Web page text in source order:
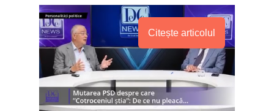
Citește articolul